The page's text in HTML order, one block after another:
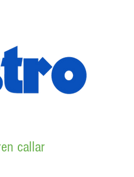
callar